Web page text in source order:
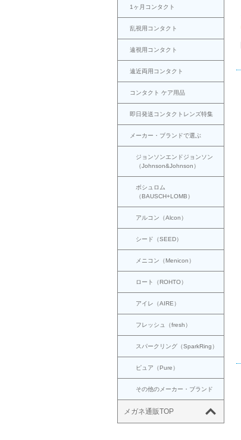
1ヶ月コンタクト
乱視用コンタクト
遠視用コンタクト
遠近両用コンタクト
コンタクト ケア用品
即日発送コンタクトレンズ特集
メーカー・ブランドで選ぶ
ジョンソンエンドジョンソン
（Johnson&Johnson）
ボシュロム
（BAUSCH+LOMB）
アルコン（Alcon）
シード（SEED）
メニコン（Menicon）
ロート（ROHTO）
アイレ（AIRE）
フレッシュ（fresh）
スパークリング（SparkRing）
ピュア（Pure）
その他のメーカー・ブランド
メガネ通販TOP